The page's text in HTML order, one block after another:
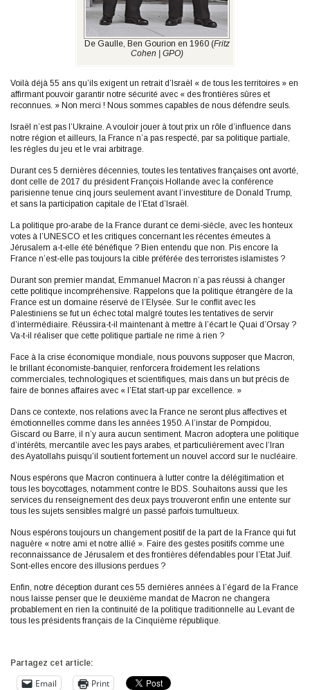
De Gaulle, Ben Gourion en 1960 (Fritz
Cohen | GPO)
Voilà déjà 55 ans qu’ils exigent un retrait d’Israël « de tous les territoires » en
affirmant pouvoir garantir notre sécurité avec « des frontières sûres et
reconnues. » Non merci ! Nous sommes capables de nous défendre seuls.
Israël n’est pas l’Ukraine. A vouloir jouer à tout prix un rôle d’influence dans
notre région et ailleurs, la France n’a pas respecté, par sa politique partiale,
les règles du jeu et le vrai arbitrage.
Durant ces 5 dernières décennies, toutes les tentatives françaises ont avorté,
dont celle de 2017 du président François Hollande avec la conférence
parisienne tenue cinq jours seulement avant l’investiture de Donald Trump,
et sans la participation capitale de l’Etat d’Israël.
La politique pro-arabe de la France durant ce demi-siècle, avec les honteux
votes à l’UNESCO et les critiques concernant les récentes émeutes à
Jérusalem a-t-elle été bénéfique ? Bien entendu que non. Pis encore la
France n’est-elle pas toujours la cible préférée des terroristes islamistes ?
Durant son premier mandat, Emmanuel Macron n’a pas réussi à changer
cette politique incompréhensive. Rappelons que la politique étrangère de la
France est un domaine réservé de l’Elysée. Sur le conflit avec les
Palestiniens se fut un échec total malgré toutes les tentatives de servir
d’intermédiaire. Réussira-t-il maintenant à mettre à l’écart le Quai d’Orsay ?
Va-t-il réaliser que cette politique partiale ne rime à rien ?
Face à la crise économique mondiale, nous pouvons supposer que Macron,
le brillant économiste-banquier, renforcera froidement les relations
commerciales, technologiques et scientifiques, mais dans un but précis de
faire de bonnes affaires avec « l’Etat start-up par excellence. »
Dans ce contexte, nos relations avec la France ne seront plus affectives et
émotionnelles comme dans les années 1950. A l’instar de Pompidou,
Giscard ou Barre, il n’y aura aucun sentiment. Macron adoptera une politique
d’intérêts, mercantile avec les pays arabes, et particulièrement avec l’Iran
des Ayatollahs puisqu’il soutient fortement un nouvel accord sur le nucléaire.
Nous espérons que Macron continuera à lutter contre la délégitimation et
tous les boycottages, notamment contre le BDS. Souhaitons aussi que les
services du renseignement des deux pays trouveront enfin une entente sur
tous les sujets sensibles malgré un passé parfois tumultueux.
Nous espérons toujours un changement positif de la part de la France qui fut
naguère « notre ami et notre allié ». Faire des gestes positifs comme une
reconnaissance de Jérusalem et des frontières défendables pour l’Etat Juif.
Sont-elles encore des illusions perdues ?
Enfin, notre déception durant ces 55 dernières années à l’égard de la France
nous laisse penser que le deuxième mandat de Macron ne changera
probablement en rien la continuité de la politique traditionnelle au Levant de
tous les présidents français de la Cinquième république.
Partagez cet article:
Email Print